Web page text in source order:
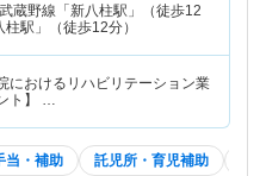
武蔵野線「新八柱駅」（徒歩12
駅」（徒歩12分）
におけるリハビリテーション業
ト】 …
当・補助 託児所・育児補助